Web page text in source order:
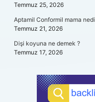
Temmuz 25, 2026
Aptamil Conformil mama
Temmuz 21, 2026
Dişi koyuna ne demek ?
Temmuz 17, 2026